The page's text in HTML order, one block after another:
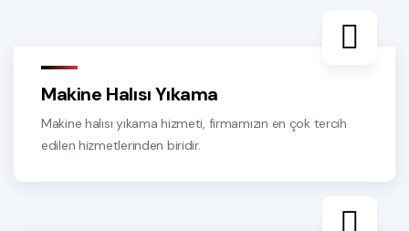
Makine Halısı Yıkama
Makine halısı yıkama hizmeti, firmamızın en çok tercih
edilen hizmetlerinden biridir.